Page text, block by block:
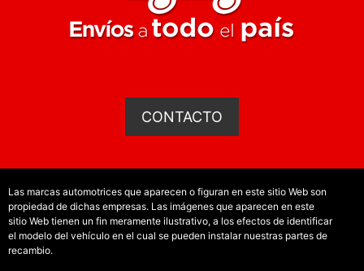
CONTACTO
Las marcas automotrices que aparecen o figuran en este sitio Web son
propiedad de dichas empresas. Las imágenes que aparecen en este
sitio Web tienen un fin meramente ilustrativo, a los efectos de identificar
el modelo del vehículo en el cual se pueden instalar nuestras partes de
recambio.